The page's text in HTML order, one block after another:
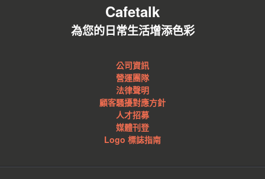
Cafetalk
為您的日常生活增添色彩
公司資訊
營運團隊
法律聲明
顧客騷擾對應方針
人才招募
媒體刊登
Logo 標誌指南